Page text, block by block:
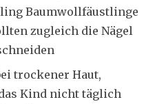
Baumwollfäustlinge
zugleich die Nägel
trockener Haut,
Kind nicht täglich